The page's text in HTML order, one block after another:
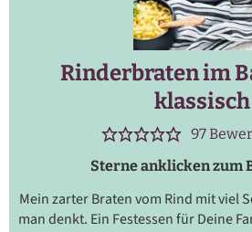
Rinderbraten im
klassisch
97
Sterne anklicken zum
Mein zarter Braten vom Rind mit viel
man denkt. Ein Festessen für Deine